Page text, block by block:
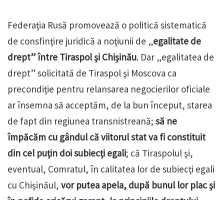
Federaţia Rusă promovează o politică sistematică
de consfinţire juridică a noţiunii de „egalitate de
drept” între Tiraspol şi Chişinău. Dar „egalitatea de
drept” solicitată de Tiraspol şi Moscova ca
precondiţie pentru relansarea negocierilor oficiale
ar însemna să acceptăm, de la bun început, starea
de fapt din regiunea transnistreană; să ne
împăcăm cu gândul că viitorul stat va fi constituit
din cel puţin doi subiecţi egali; că Tiraspolul şi,
eventual, Comratul, în calitatea lor de subiecţi egali
cu Chişinăul, vor putea apela, după bunul lor plac şi